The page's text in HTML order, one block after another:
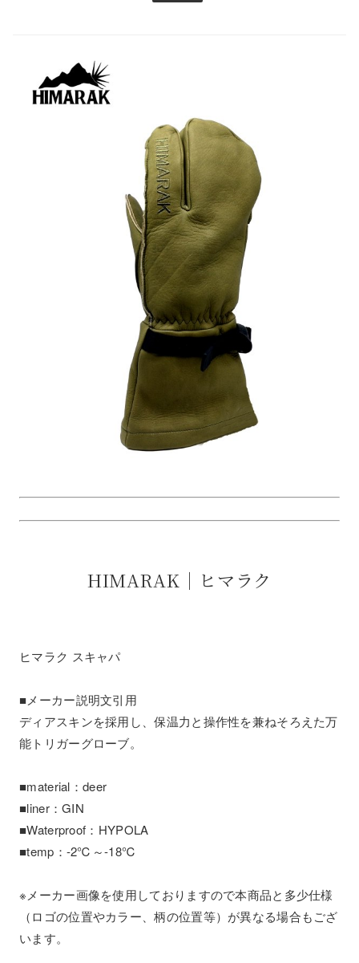
HIMARAK｜ヒマラク
ヒマラク スキャパ
■メーカー説明文引用
ディアスキンを採用し、保温力と操作性を兼ねそろえた万
能トリガーグローブ。
■material：deer
■liner：GIN
■Waterproof：HYPOLA
■temp：-2℃～-18℃
※メーカー画像を使用しておりますので本商品と多少仕様
（ロゴの位置やカラー、柄の位置等）が異なる場合もござ
います。